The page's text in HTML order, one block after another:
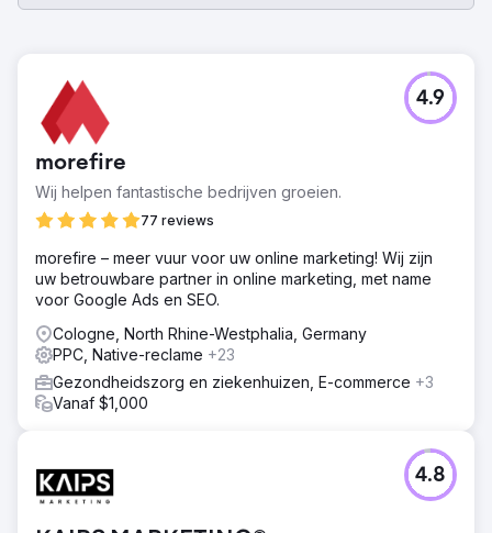
morefire
Wij helpen fantastische bedrijven groeien.
77 reviews
4.9
morefire – meer vuur voor uw online marketing! Wij zijn
uw betrouwbare partner in online marketing, met name
voor Google Ads en SEO.
Cologne, North Rhine-Westphalia, Germany
PPC, Native-reclame +23
Gezondheidszorg en ziekenhuizen, E-commerce +3
Vanaf $1,000
4.8